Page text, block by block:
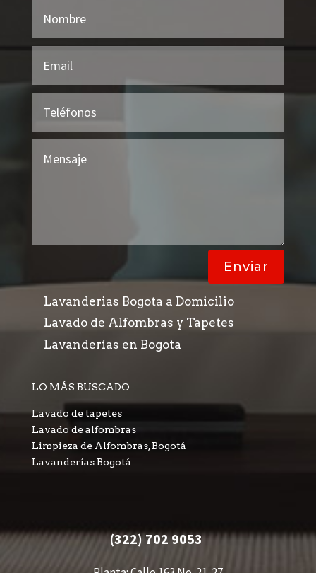
Enviar
Lavanderias Bogota a Domicilio
Lavado de Alfombras y Tapetes
Lavanderías en Bogota
LO MÁS BUSCADO
Lavado de tapetes
Lavado de alfombras
Limpieza de Alfombras, Bogotá
Lavanderías Bogotá
(322) 702 9053